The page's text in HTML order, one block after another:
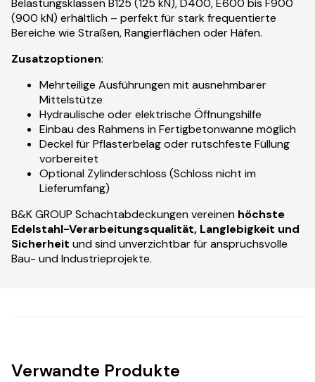
Belastungsklassen B125 (125 kN), D400, E600 bis F900
(900 kN) erhältlich – perfekt für stark frequentierte
Bereiche wie Straßen, Rangierflächen oder Häfen.
Zusatzoptionen:
Mehrteilige Ausführungen mit ausnehmbarer
Mittelstütze
Hydraulische oder elektrische Öffnungshilfe
Einbau des Rahmens in Fertigbetonwanne möglich
Deckel für Pflasterbelag oder rutschfeste Füllung
vorbereitet
Optional Zylinderschloss (Schloss nicht im
Lieferumfang)
B&K GROUP Schachtabdeckungen vereinen höchste
Edelstahl-Verarbeitungsqualität, Langlebigkeit und
Sicherheit und sind unverzichtbar für anspruchsvolle
Bau- und Industrieprojekte.
Verwandte Produkte